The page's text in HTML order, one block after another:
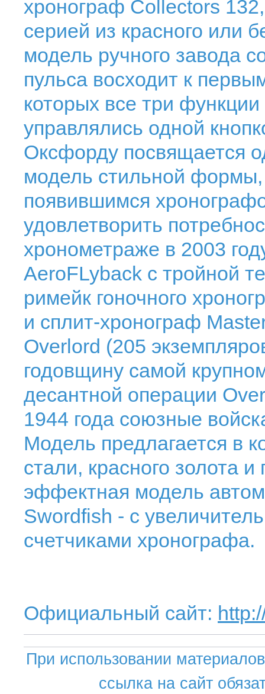
хронограф Collectors
серией из красного или
модель ручного завода
пульса восходит к
которых все три функции
управлялись одной
Оксфорду посвящается
модель стильной
появившимся
удовлетворить
хронометраже в 2003
AeroFLyback с тройной
римейк гоночного
и сплит-хронограф
Overlord (205
годовщину самой
десантной операции
1944 года союзные
Модель предлагается в
стали, красного золота
эффектная модель
Swordfish - с
счетчиками хронографа.
Официальный сайт:
При использовании
ссылка на сайт